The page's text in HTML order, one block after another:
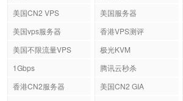
美国CN2 VPS
美国服务器
美国vps服务器
香港VPS测评
美国不限流量VPS
极光KVM
1Gbps
腾讯云秒杀
香港CN2服务器
美国CN2 GIA